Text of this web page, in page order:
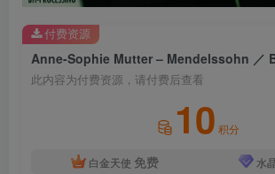
此内容为付费资源，请付费后查看
10 积分
白金天使 免费 水
付费资源